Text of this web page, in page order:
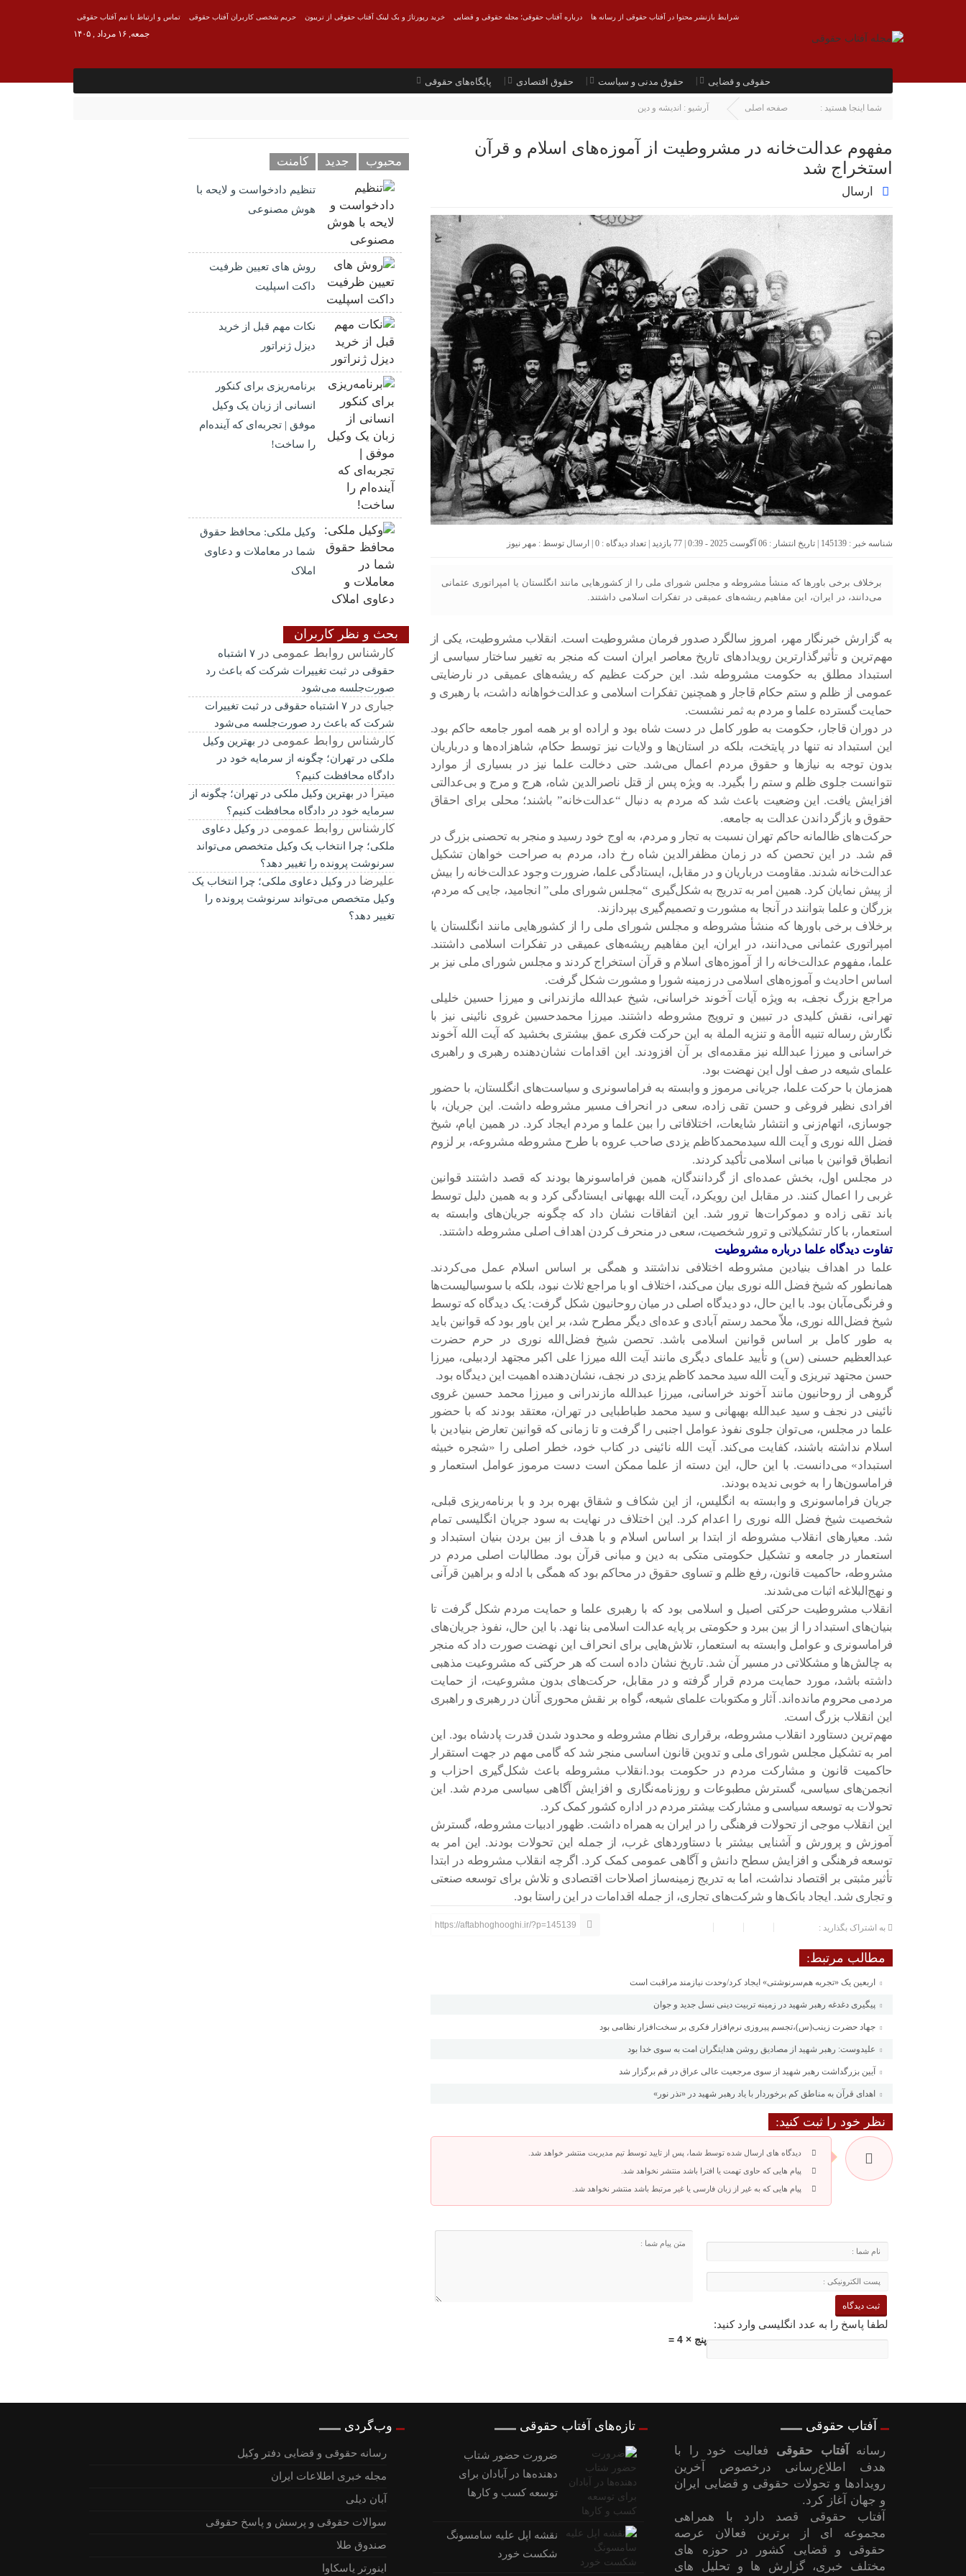
تماس و ارتباط با تیم آفتاب حقوقی حریم شخصی کاربران آفتاب حقوقی خرید رپورتاژ و بک لینک آفتاب حقوقی از تریبون درباره آفتاب حقوقی؛ مجله حقوقی و قضایی شرایط بازنشر محتوا در آفتاب حقوقی از رسانه ها
جمعه, ۱۶ مرداد , ۱۴۰۵
حقوقی و قضایی حقوق مدنی و سیاست حقوق اقتصادی پایگاه‌های حقوقی
شما اینجا هستید : صفحه اصلی آرشیو : اندیشه و دین
مفهوم عدالت‌خانه در مشروطیت از آموزه‌های اسلام و قرآن
استخراج شد
ارسال
شناسه خبر : 145139 | تاریخ انتشار : 06 آگوست 2025 - 0:39 | 77 بازدید | تعداد دیدگاه : 0 | ارسال توسط : مهر نیوز
برخلاف برخی باورها که منشأ مشروطه و مجلس شورای ملی را از کشورهایی مانند انگلستان یا امپراتوری عثمانی
می‌دانند، در ایران، این مفاهیم ریشه‌های عمیقی در تفکرات اسلامی داشتند.
به گزارش خبرنگار مهر، امروز سالگرد صدور فرمان مشروطیت است. انقلاب مشروطیت، یکی از
مهم‌ترین و تأثیرگذارترین رویدادهای تاریخ معاصر ایران است که منجر به تغییر ساختار سیاسی از
استبداد مطلق به حکومت مشروطه شد. این حرکت عظیم که ریشه‌های عمیقی در نارضایتی
عمومی از ظلم و ستم حکام قاجار و همچنین تفکرات اسلامی و عدالت‌خواهانه داشت، با رهبری و
حمایت گسترده علما و مردم به ثمر نشست.
در دوران قاجار، حکومت به طور کامل در دست شاه بود و اراده او بر همه امور جامعه حاکم بود.
این استبداد نه تنها در پایتخت، بلکه در استان‌ها و ولایات نیز توسط حکام، شاهزاده‌ها و درباریان
بدون توجه به نیازها و حقوق مردم اعمال می‌شد. حتی دخالت علما نیز در بسیاری از موارد
نتوانست جلوی ظلم و ستم را بگیرد. به ویژه پس از قتل ناصرالدین شاه، هرج و مرج و بی‌عدالتی
افزایش یافت. این وضعیت باعث شد که مردم به دنبال “عدالت‌خانه” باشند؛ محلی برای احقاق
حقوق و بازگرداندن عدالت به جامعه.
حرکت‌های ظالمانه حاکم تهران نسبت به تجار و مردم، به اوج خود رسید و منجر به تحصنی بزرگ در
قم شد. در این تحصن که در زمان مظفرالدین شاه رخ داد، مردم به صراحت خواهان تشکیل
عدالت‌خانه شدند. مقاومت درباریان و در مقابل، ایستادگی علما، ضرورت وجود عدالت‌خانه را بیش
از پیش نمایان کرد. همین امر به تدریج به شکل‌گیری “مجلس شورای ملی” انجامید، جایی که مردم،
بزرگان و علما بتوانند در آنجا به مشورت و تصمیم‌گیری بپردازند.
برخلاف برخی باورها که منشأ مشروطه و مجلس شورای ملی را از کشورهایی مانند انگلستان یا
امپراتوری عثمانی می‌دانند، در ایران، این مفاهیم ریشه‌های عمیقی در تفکرات اسلامی داشتند.
علما، مفهوم عدالت‌خانه را از آموزه‌های اسلام و قرآن استخراج کردند و مجلس شورای ملی نیز بر
اساس احادیث و آموزه‌های اسلامی در زمینه شورا و مشورت شکل گرفت.
مراجع بزرگ نجف، به ویژه آیات آخوند خراسانی، شیخ عبدالله مازندرانی و میرزا حسین خلیلی
تهرانی، نقش کلیدی در تبیین و ترویج مشروطه داشتند. میرزا محمدحسین غروی نائینی نیز با
نگارش رساله تنبیه الأمة و تنزیه الملة به این حرکت فکری عمق بیشتری بخشید که آیت الله آخوند
خراسانی و میرزا عبدالله نیز مقدمه‌ای بر آن افزودند. این اقدامات نشان‌دهنده رهبری و راهبری
علمای شیعه در صف اول این نهضت بود.
همزمان با حرکت علما، جریانی مرموز و وابسته به فراماسونری و سیاست‌های انگلستان، با حضور
افرادی نظیر فروغی و حسن تقی زاده، سعی در انحراف مسیر مشروطه داشت. این جریان، با
جوسازی، اتهام‌زنی و انتشار شایعات، اختلافاتی را بین علما و مردم ایجاد کرد. در همین ایام، شیخ
فضل الله نوری و آیت الله سیدمحمدکاظم یزدی صاحب عروه با طرح مشروطه مشروعه، بر لزوم
انطباق قوانین با مبانی اسلامی تأکید کردند.
در مجلس اول، بخش عمده‌ای از گردانندگان، همین فراماسونرها بودند که قصد داشتند قوانین
غربی را اعمال کنند. در مقابل این رویکرد، آیت الله بهبهانی ایستادگی کرد و به همین دلیل توسط
باند تقی زاده و دموکرات‌ها ترور شد. این اتفاقات نشان داد که چگونه جریان‌های وابسته به
استعمار، با کار تشکیلاتی و ترور شخصیت، سعی در منحرف کردن اهداف اصلی مشروطه داشتند.
تفاوت دیدگاه علما درباره مشروطیت
علما در اهداف بنیادین مشروطه اختلافی نداشتند و همگی بر اساس اسلام عمل می‌کردند.
همانطور که شیخ فضل الله نوری بیان می‌کند، اختلاف او با مراجع ثلاث نبود، بلکه با سوسیالیست‌ها
و فرنگی‌مآبان بود. با این حال، دو دیدگاه اصلی در میان روحانیون شکل گرفت: یک دیدگاه که توسط
شیخ فضل‌الله نوری، ملاّ محمد رستم آبادی و عده‌ای دیگر مطرح شد، بر این باور بود که قوانین باید
به طور کامل بر اساس قوانین اسلامی باشد. تحصن شیخ فضل‌الله نوری در حرم حضرت
عبدالعظیم حسنی (س) و تأیید علمای دیگری مانند آیت الله میرزا علی اکبر مجتهد اردبیلی، میرزا
حسن مجتهد تبریزی و آیت الله سید محمد کاظم یزدی در نجف، نشان‌دهنده اهمیت این دیدگاه بود.
گروهی از روحانیون مانند آخوند خراسانی، میرزا عبدالله مازندرانی و میرزا محمد حسین غروی
نائینی در نجف و سید عبدالله بهبهانی و سید محمد طباطبایی در تهران، معتقد بودند که با حضور
علما در مجلس، می‌توان جلوی نفوذ عوامل اجنبی را گرفت و تا زمانی که قوانین تعارض بنیادین با
اسلام نداشته باشند، کفایت می‌کند. آیت الله نائینی در کتاب خود، خطر اصلی را «شجره خبیثه
استبداد» می‌دانست. با این حال، این دسته از علما ممکن است دست مرموز عوامل استعمار و
فراماسون‌ها را به خوبی ندیده بودند.
جریان فراماسونری و وابسته به انگلیس، از این شکاف و شقاق بهره برد و با برنامه‌ریزی قبلی،
شخصیت شیخ فضل الله نوری را اعدام کرد. این اختلاف در نهایت به سود جریان انگلیسی تمام
شد. معیارهای انقلاب مشروطه از ابتدا بر اساس اسلام و با هدف از بین بردن بنیان استبداد و
استعمار در جامعه و تشکیل حکومتی متکی به دین و مبانی قرآن بود. مطالبات اصلی مردم در
مشروطه، حاکمیت قانون، رفع ظلم و تساوی حقوق در محاکم بود که همگی با ادله و براهین قرآنی
و نهج‌البلاغه اثبات می‌شدند.
انقلاب مشروطیت حرکتی اصیل و اسلامی بود که با رهبری علما و حمایت مردم شکل گرفت تا
بنیان‌های استبداد را از بین ببرد و حکومتی بر پایه عدالت اسلامی بنا نهد. با این حال، نفوذ جریان‌های
فراماسونری و عوامل وابسته به استعمار، تلاش‌هایی برای انحراف این نهضت صورت داد که منجر
به چالش‌ها و مشکلاتی در مسیر آن شد. تاریخ نشان داده است که هر حرکتی که مشروعیت مذهبی
داشته باشد، مورد حمایت مردم قرار گرفته و در مقابل، حرکت‌های بدون مشروعیت، از حمایت
مردمی محروم مانده‌اند. آثار و مکتوبات علمای شیعه، گواه بر نقش محوری آنان در رهبری و راهبری
این انقلاب بزرگ است.
مهم‌ترین دستاورد انقلاب مشروطه، برقراری نظام مشروطه و محدود شدن قدرت پادشاه بود. این
امر به تشکیل مجلس شورای ملی و تدوین قانون اساسی منجر شد که گامی مهم در جهت استقرار
حاکمیت قانون و مشارکت مردم در حکومت بود.انقلاب مشروطه باعث شکل‌گیری احزاب و
انجمن‌های سیاسی، گسترش مطبوعات و روزنامه‌نگاری و افزایش آگاهی سیاسی مردم شد. این
تحولات به توسعه سیاسی و مشارکت بیشتر مردم در اداره کشور کمک کرد.
این انقلاب موجی از تحولات فرهنگی را در ایران به همراه داشت. ظهور ادبیات مشروطه، گسترش
آموزش و پرورش و آشنایی بیشتر با دستاوردهای غرب، از جمله این تحولات بودند. این امر به
توسعه فرهنگی و افزایش سطح دانش و آگاهی عمومی کمک کرد. اگرچه انقلاب مشروطه در ابتدا
تأثیر مثبتی بر اقتصاد نداشت، اما به تدریج زمینه‌ساز اصلاحات اقتصادی و تلاش برای توسعه صنعتی
و تجاری شد. ایجاد بانک‌ها و شرکت‌های تجاری، از جمله اقدامات در این راستا بود.
به اشتراک بگذارید : https://aftabhoghooghi.ir/?p=145139
مطالب مرتبط:
اربعین یک «تجربه هم‌سرنوشتی» ایجاد کرد/وحدت نیازمند مراقبت است
پیگیری دغدغه رهبر شهید در زمینه تربیت دینی نسل جدید و جوان
جهاد حضرت زینب(س)،تجسم پیروزی نرم‌افزار فکری بر سخت‌افزار نظامی بود
علیدوست: رهبر شهید از مصادیق روشن هدایتگران امت به سوی خدا بود
آیین بزرگداشت رهبر شهید از سوی مرجعیت عالی عراق در قم برگزار شد
اهدای قرآن به مناطق کم برخوردار با یاد رهبر شهید در «نذر نور»
نظر خود را ثبت کنید:
دیدگاه های ارسال شده توسط شما، پس از تایید توسط تیم مدیریت منتشر خواهد شد.
پیام هایی که حاوی تهمت یا افترا باشد منتشر نخواهد شد.
پیام هایی که به غیر از زبان فارسی یا غیر مرتبط باشد منتشر نخواهد شد.
لطفا پاسخ را به عدد انگلیسی وارد کنید:
پنج × 4 =
محبوب جدید کامنت
تنظیم دادخواست و لایحه با
هوش مصنوعی
روش های تعیین ظرفیت
داکت اسپلیت
نکات مهم قبل از خرید
دیزل ژنراتور
برنامه‌ریزی برای کنکور
انسانی از زبان یک وکیل
موفق | تجربه‌ای که آینده‌ام
را ساخت!
وکیل ملکی: محافظ حقوق
شما در معاملات و دعاوی
املاک
بحث و نظر کاربران
کارشناس روابط عمومی در
۷ اشتباه
حقوقی در ثبت تغییرات شرکت که باعث رد
صورت‌جلسه می‌شود
جباری در
۷ اشتباه حقوقی در ثبت تغییرات
شرکت که باعث رد صورت‌جلسه می‌شود
کارشناس روابط عمومی در
بهترین وکیل
ملکی در تهران؛ چگونه از سرمایه خود در
دادگاه محافظت کنیم؟
میترا در
بهترین وکیل ملکی در تهران؛ چگونه از
سرمایه خود در دادگاه محافظت کنیم؟
کارشناس روابط عمومی در
وکیل دعاوی
ملکی؛ چرا انتخاب یک وکیل متخصص می‌تواند
سرنوشت پرونده را تغییر دهد؟
علیرضا در
وکیل دعاوی ملکی؛ چرا انتخاب یک
وکیل متخصص می‌تواند سرنوشت پرونده را
تغییر دهد؟
آفتاب حقوقی
رسانه آفتاب حقوقی فعالیت خود را با
هدف اطلاع‌رسانی درخصوص آخرین
رویدادها و تحولات حقوقی و قضایی ایران
و جهان آغاز کرد.
آفتاب حقوقی قصد دارد با همراهی
مجموعه ای از برترین فعالان عرصه
حقوقی و قضایی کشور در حوزه های
مختلف خبری، گزارش ها و تحلیل های
تازه‌های آفتاب حقوقی
ضرورت حضور شتاب
‌دهنده‌ها در آبادان برای
توسعه کسب‌ و کارها
نقشه اپل علیه سامسونگ
شکست خورد
وب‌گردی
رسانه حقوقی و قضایی دفتر وکیل
مجله خبری اطلاعات ایران
آبان دیلی
سوالات حقوقی و پرسش و پاسخ حقوقی
صندوق طلا
اینورتر یاسکاوا